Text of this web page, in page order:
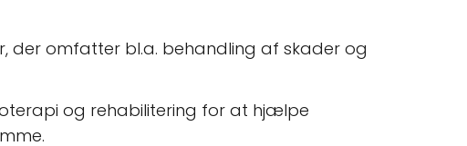
der omfatter bl.a. behandling af skader og
og rehabilitering for at hjælpe